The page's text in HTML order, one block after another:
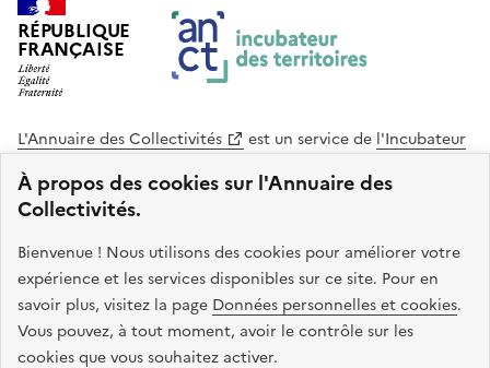
À propos des cookies sur l'Annuaire des
Collectivités.
Bienvenue ! Nous utilisons des cookies pour améliorer votre
expérience et les services disponibles sur ce site. Pour en
savoir plus, visitez la page Données personnelles et cookies.
Vous pouvez, à tout moment, avoir le contrôle sur les
cookies que vous souhaitez activer.
RÉPUBLIQUE
FRANÇAISE
L'Annuaire des Collectivités est un service de l'Incubateur
des Territoires
Cohésion des Territoires
. Le code source de ce site web
est disponible en licence libre. Le design de ce site est conçu
avec le système de design de l’État.
legifrance.gouv.fr
info.gouv.fr
service-public.gouv.fr
data.gouv.fr